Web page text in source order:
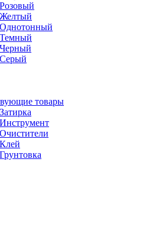
Розовый
Желтый
Однотонный
Темный
Черный
Серый
товары
Затирка
Инструмент
Очистители
Клей
Грунтовка